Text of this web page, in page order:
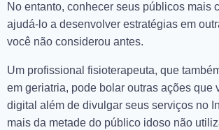
No entanto, conhecer seus públicos mais
ajudá-lo a desenvolver estratégias em
você não considerou antes.
Um profissional fisioterapeuta, que
em geriatria, pode bolar outras ações que
digital além de divulgar seus serviços no
mais da metade do público idoso não